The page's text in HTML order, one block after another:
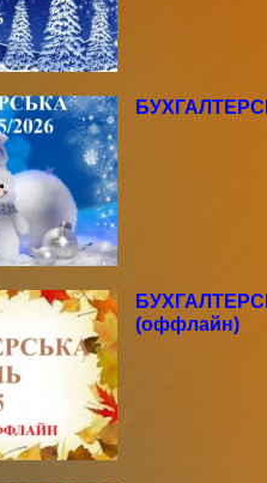
(оффлайн)